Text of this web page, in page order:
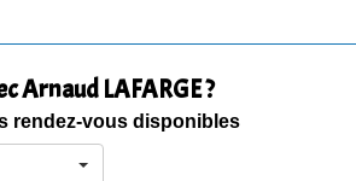
Arnaud LAFARGE ?
rendez-vous disponibles